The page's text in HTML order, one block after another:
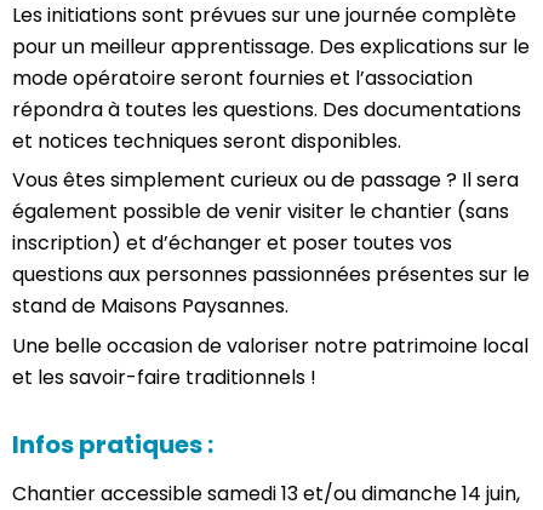
Les initiations sont prévues sur une journée complète
pour un meilleur apprentissage. Des explications sur le
mode opératoire seront fournies et l’association
répondra à toutes les questions. Des documentations
et notices techniques seront disponibles.
Vous êtes simplement curieux ou de passage ? Il sera
également possible de venir visiter le chantier (sans
inscription) et d’échanger et poser toutes vos
questions aux personnes passionnées présentes sur le
stand de Maisons Paysannes.
Une belle occasion de valoriser notre patrimoine local
et les savoir-faire traditionnels !
Infos pratiques :
Chantier accessible samedi 13 et/ou dimanche 14 juin,